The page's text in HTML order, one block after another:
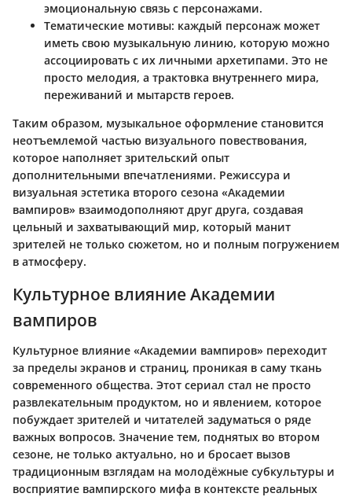
эмоциональную связь с персонажами.
Тематические мотивы: каждый персонаж может
иметь свою музыкальную линию, которую можно
ассоциировать с их личными архетипами. Это не
просто мелодия, а трактовка внутреннего мира,
переживаний и мытарств героев.
Таким образом, музыкальное оформление становится
неотъемлемой частью визуального повествования,
которое наполняет зрительский опыт
дополнительными впечатлениями. Режиссура и
визуальная эстетика второго сезона «Академии
вампиров» взаимодополняют друг друга, создавая
цельный и захватывающий мир, который манит
зрителей не только сюжетом, но и полным погружением
в атмосферу.
Культурное влияние Академии
вампиров
Культурное влияние «Академии вампиров» переходит
за пределы экранов и страниц, проникая в саму ткань
современного общества. Этот сериал стал не просто
развлекательным продуктом, но и явлением, которое
побуждает зрителей и читателей задуматься о ряде
важных вопросов. Значение тем, поднятых во втором
сезоне, не только актуально, но и бросает вызов
традиционным взглядам на молодёжные субкультуры и
восприятие вампирского мифа в контексте реальных